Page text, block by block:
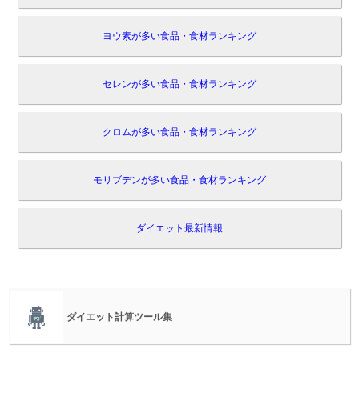
ヨウ素が多い食品・食材ランキング
セレンが多い食品・食材ランキング
クロムが多い食品・食材ランキング
モリブデンが多い食品・食材ランキング
ダイエット最新情報
ダイエット計算ツール集